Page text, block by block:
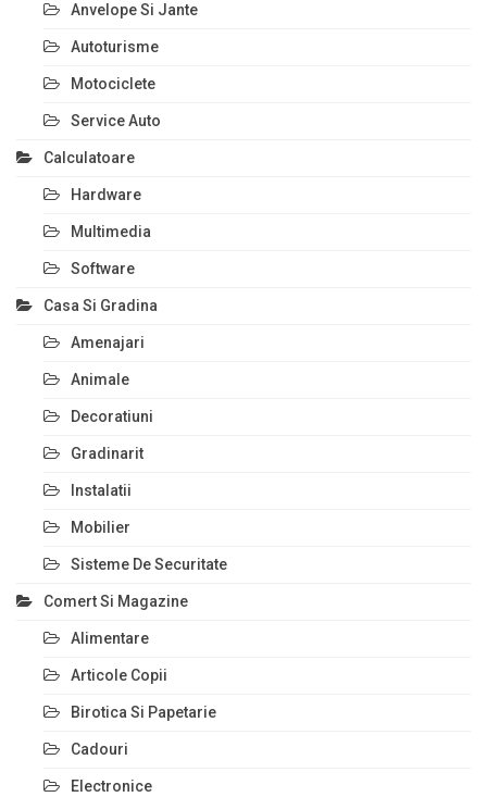
Anvelope Si Jante
Autoturisme
Motociclete
Service Auto
Calculatoare
Hardware
Multimedia
Software
Casa Si Gradina
Amenajari
Animale
Decoratiuni
Gradinarit
Instalatii
Mobilier
Sisteme De Securitate
Comert Si Magazine
Alimentare
Articole Copii
Birotica Si Papetarie
Cadouri
Electronice